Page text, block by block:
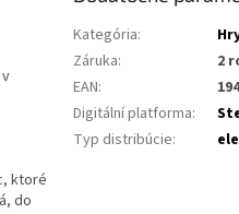
ktoré
do
Kategória:
Záruka:
2
EAN:
Digitální platforma:
Typ distribúcie: